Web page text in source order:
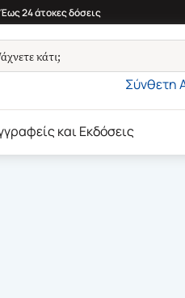
Έως 24 άτοκες δόσεις
Σύνθετη
και Εκδόσεις